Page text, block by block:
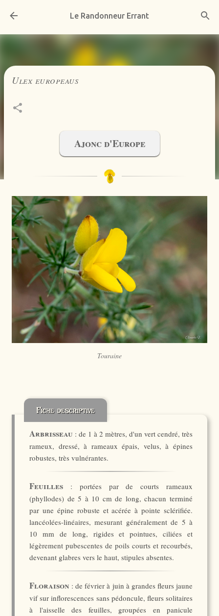
Accéder au contenu principal
Le Randonneur Errant
Ulex europeaus
Ajonc d'Europe
Touraine
Fiche descriptive
Arbrisseau : de 1 à 2 mètres, d'un vert cendré, très
rameux, dressé, à rameaux épais, velus, à épines
robustes, très vulnérantes.
Feuilles : portées par de courts rameaux
(phyllodes) de 5 à 10 cm de long, chacun terminé
par une épine robuste et acérée à pointe sclérifiée.
lancéolées-linéaires, mesurant généralement de 5 à
10 mm de long, rigides et pointues, ciliées et
légèrement pubescentes de poils courts et recourbés,
devenant glabres vers le haut, stipules absentes.
Floraison : de février à juin à grandes fleurs jaune
vif sur inflorescences sans pédoncule, fleurs solitaires
à l'aisselle des feuilles, groupées en panicule